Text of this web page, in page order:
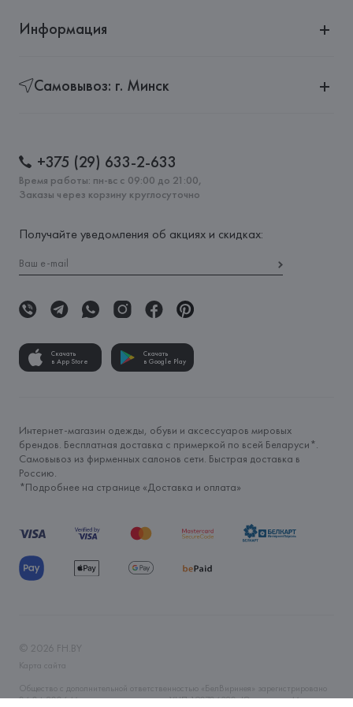
Информация
Самовывоз: г. Минск
+375 (29) 633-2-633
Время работы: пн-вс с 09:00 до 21:00,
Заказы через корзину круглосуточно
Получайте уведомления об акциях и скидках:
Скачать
в App Store
Скачать
в Google Play
Интернет-магазин одежды, обуви и аксессуаров мировых
брендов. Бесплатная доставка с примеркой по всей Беларуси*.
Самовывоз из фирменных салонов сети. Быстрая доставка в
Россию.
*Подробнее на странице «Доставка и оплата»
© 2026 FH.BY
Карта сайта
Общество с дополнительной ответственностью «БелВиринея» зарегистрировано
06.04.2006 Минским горисполкомом. УНП 190706320. Юр.адрес: г. Минск, ул.